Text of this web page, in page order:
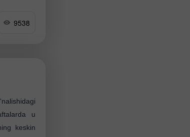
9538
u
keskin